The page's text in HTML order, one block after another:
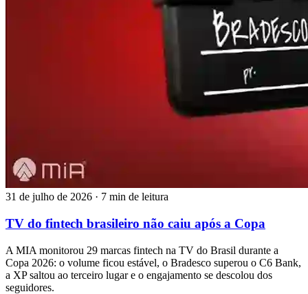
31 de julho de 2026 · 7 min de leitura
TV do fintech brasileiro não caiu após a Copa
A MIA monitorou 29 marcas fintech na TV do Brasil durante a
Copa 2026: o volume ficou estável, o Bradesco superou o C6 Bank,
a XP saltou ao terceiro lugar e o engajamento se descolou dos
seguidores.